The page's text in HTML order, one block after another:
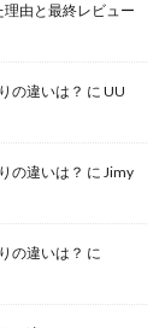
由と最終レビュー
の違いは？ に UU
の違いは？ に Jimy
の違いは？ に